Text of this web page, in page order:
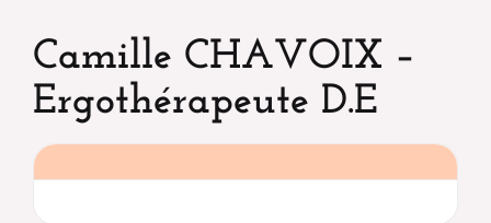
Camille CHAVOIX –
Ergothérapeute D.E